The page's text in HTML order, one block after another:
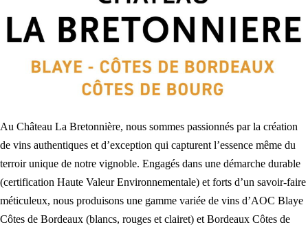
Au Château La Bretonnière, nous sommes passionnés par la création
de vins authentiques et d’exception qui capturent l’essence même du
terroir unique de notre vignoble. Engagés dans une démarche durable
(certification Haute Valeur Environnementale) et forts d’un savoir-faire
méticuleux, nous produisons une gamme variée de vins d’AOC Blaye
Côtes de Bordeaux (blancs, rouges et clairet) et Bordeaux Côtes de